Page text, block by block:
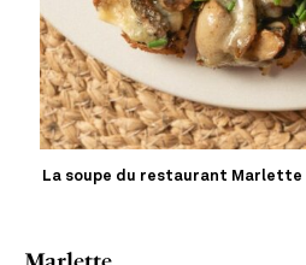
La soupe du restaurant Marlette